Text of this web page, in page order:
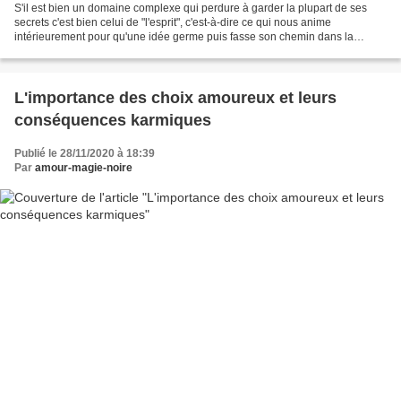
S'il est bien un domaine complexe qui perdure à garder la plupart de ses
secrets c'est bien celui de "l'esprit", c'est-à-dire ce qui nous anime
intérieurement pour qu'une idée germe puis fasse son chemin dans la
L'importance des choix amoureux et leurs
conséquences karmiques
Publié le 28/11/2020 à 18:39
Par amour-magie-noire